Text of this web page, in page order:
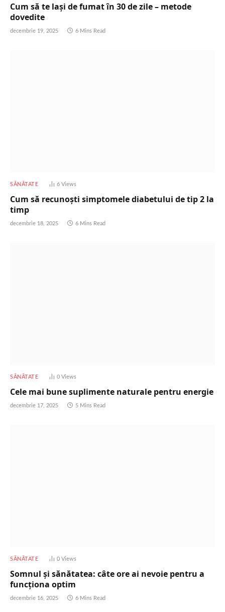
Cum să te lași de fumat în 30 de zile – metode
dovedite
decembrie 19, 2025 6 Mins Read
SĂNĂTATE 6Views
Cum să recunoști simptomele diabetului de tip 2 la
timp
decembrie 18, 2025 6 Mins Read
SĂNĂTATE 0Views
Cele mai bune suplimente naturale pentru energie
decembrie 17, 2025 5 Mins Read
SĂNĂTATE 0Views
Somnul și sănătatea: câte ore ai nevoie pentru a
funcționa optim
decembrie 16, 2025 6 Mins Read